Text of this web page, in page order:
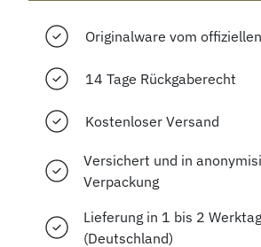
Originalware vom
14 Tage Rückgaberecht
Kostenloser Versand
Versichert und in
Verpackung
Lieferung in 1 bis 2
(Deutschland)